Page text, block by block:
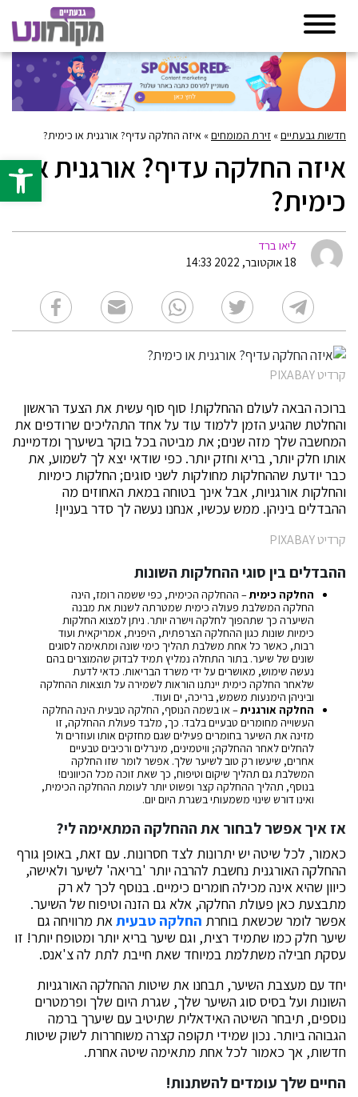
פתח
חדשות גבעתיים» זירת המומחים» איזה החלקה עדיף? אורגנית או כימית?
איזה החלקה עדיף? אורגנית או
כימית?
ליאו ברד
18 אוקטובר, 2022 14:33
קרדיט PIXABAY
ברוכה הבאה לעולם ההחלקות! סוף סוף עשית את הצעד הראשון
והחלטת שהגיע הזמן ללמוד עוד על אחד התהליכים שרודפים את
המחשבה שלך מזה שנים; את מביטה בכל בוקר בשיערך ומדמיינת
אותו חלק יותר, בריא וחזק יותר. כפי שודאי יצא לך לשמוע, את
כבר יודעת שההחלקות מחולקות לשני סוגים; החלקות כימיות
והחלקות אורגניות, אבל אינך בטוחה במאת האחוזים מה
ההבדלים ביניהן. ממש עכשיו, אנחנו נעשה לך סדר בעניין!
קרדיט PIXABAY
ההבדלים בין סוגי ההחלקות השונות
החלקה כימית– ההחלקה הכימית, כפי ששמה רומז, הינה
החלקה המשלבת פעולה כימית שמטרתה לשנות את מבנה
השיערה כך שתהפוך לחלקה וישרה יותר. ניתן למצוא החלקות
כימיות שונות כגון ההחלקה הצרפתית, היפנית, אמריקאית ועוד
רבות, כאשר כל אחת משלבת תהליך כימי שונה ומתאימה לסוגים
שונים של שיער. בתור התחלה נמליץ תמיד לבדוק שהמוצרים בהם
נעשה שימוש, מאושרים על ידי משרד הבריאות. כדאי לדעת
שלאחר החלקה כימית יינתנו הוראות לשמירה על תוצאות ההחלקה
וביניהן הימנעות משמש, בריכה, ים ועוד.
החלקה אורגנית– או בשמה הנוסף, החלקה טבעית הינה החלקה
העשוייה מחומרים טבעיים בלבד. כך, מלבד פעולת ההחלקה, זו
מזינה את השיער בחומרים פעילים שגם מחזקים אותו ועוזרים ול
להחלים לאחר ההחלקה; וויטמינים, מינרלים ורכיבים טבעיים
אחרים, שיעשו רק טוב לשיער שלך. אפשר לומר שזו החלקה
המשלבת גם תהליך שיקום וטיפוח, כך שאת זוכה מכל הכיוונים!
בנוסף, תהליך ההחלקה קצר ופשוט יותר לעומת ההחלקה הכימית,
ואינו דורש שינוי משמעותי בשגרת היום יום.
אז איך אפשר לבחור את ההחלקה המתאימה לי?
כאמור, לכל שיטה יש יתרונות לצד חסרונות. עם זאת, באופן גורף
ההחלקה האורגנית נחשבת להרבה יותר 'בריאה' לשיער ולאישה,
כיוון שהיא אינה מכילה חומרים כימיים. בנוסף לכך לא רק
מתבצעת כאן פעולת החלקה, אלא גם הזנה וטיפוח של השיער.
אפשר לומר שכשאת בוחרת החלקה טבעיתאת מרוויחה גם
שיער חלק כמו שתמיד רצית, וגם שיער בריא יותר ומטופח יותר! זו
עסקת חבילה משתלמת במיוחד שאת חייבת לתת לה צ'אנס.
יחד עם מעצבת השיער, תבחנו את שיטות ההחלקה האורגניות
השונות ועל בסיס סוג השיער שלך, שגרת היום שלך ופרמטרים
נוספים, תיבחר השיטה האידאלית שתיטיב עם שיערך ברמה
הגבוהה ביותר. נכון שמידי תקופה קצרה משוחררות לשוק שיטות
חדשות, אך כאמור לכל אחת מתאימה שיטה אחרת.
החיים שלך עומדים להשתנות!